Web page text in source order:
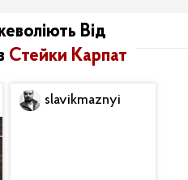
Від
Стейки Карпат
slavikmaznyi